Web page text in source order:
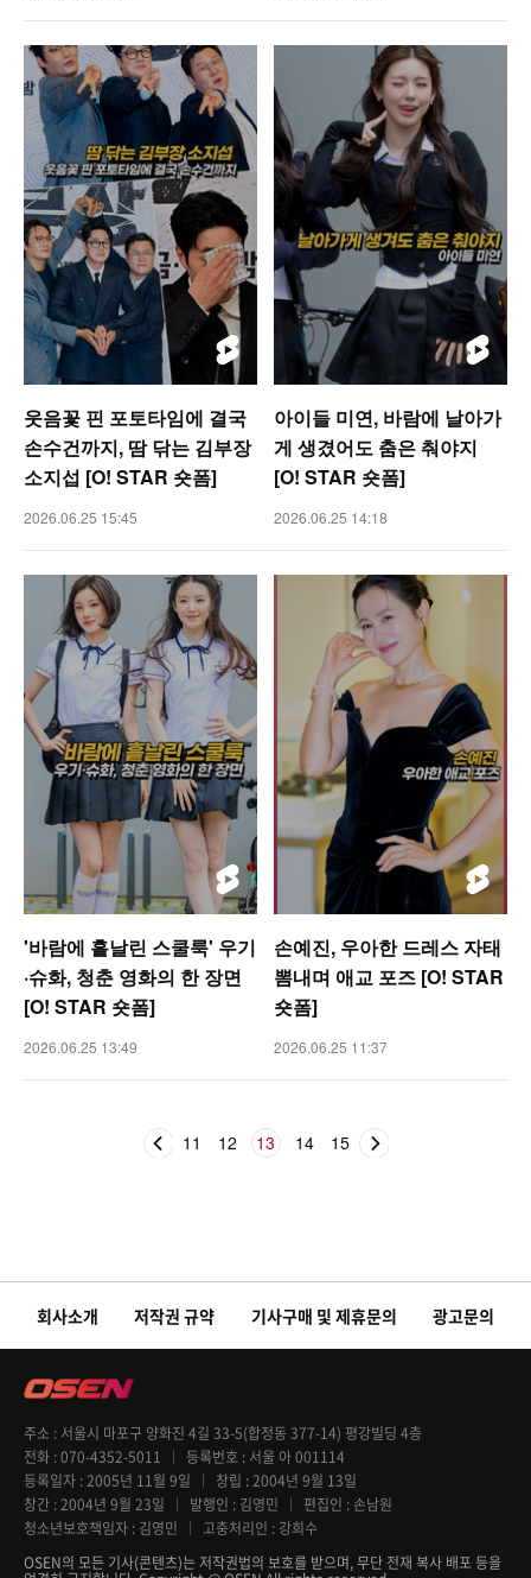
웃음꽃 핀 포토타임에 결국
손수건까지, 땀 닦는 김부장
소지섭 [O! STAR 숏폼]
2026.06.25 15:45
아이들 미연, 바람에 날아가
게 생겼어도 춤은 춰야지
[O! STAR 숏폼]
2026.06.25 14:18
'바람에 흩날린 스쿨룩' 우기
·슈화, 청춘 영화의 한 장면
[O! STAR 숏폼]
2026.06.25 13:49
손예진, 우아한 드레스 자태
뽐내며 애교 포즈 [O! STAR
숏폼]
2026.06.25 11:37
11 12 13 14 15
회사소개 저작권 규약 기사구매 및 제휴문의 광고문의
주소
서울시 마포구 양화진 4길 33-5(합정동 377-14) 평강빌딩 4층
전화 070-4352-5011 등록번호
서울 아 001114
등록일자 2005년 11월 9일 창립 2004년 9월 13일
창간 2004년 9월 23일 발행인 김영민 편집인
손남원
청소년보호책임자 김영민 고충처리인
강희수
OSEN의 모든 기사(콘텐츠)는 저작권법의 보호를 받으며, 무단 전재 복사 배포 등을